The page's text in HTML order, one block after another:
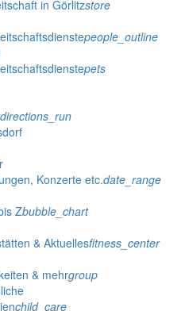
in Görlitzstore
people_outline
pets
directions_run
Konzerte etc.date_range
Zbubble_chart
& Aktuellesfitness_center
& mehrgroup
child_care